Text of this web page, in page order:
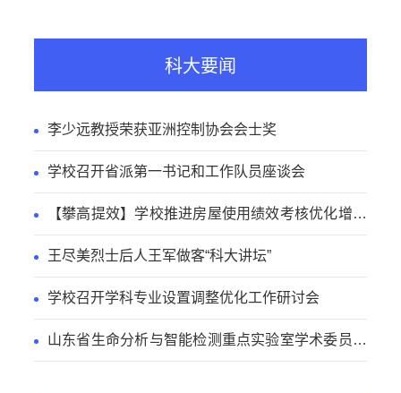
科大要闻
李少远教授荣获亚洲控制协会会士奖
学校召开省派第一书记和工作队员座谈会
【攀高提效】学校推进房屋使用绩效考核优化增效
王尽美烈士后人王军做客“科大讲坛”
学校召开学科专业设置调整优化工作研讨会
山东省生命分析与智能检测重点实验室学术委员会